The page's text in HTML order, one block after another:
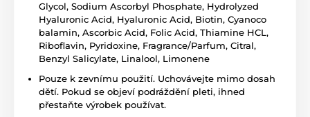
Glycol, Sodium Ascorbyl Phosphate, Hydrolyzed
Hyaluronic Acid, Hyaluronic Acid, Biotin, Cyanoco
balamin, Ascorbic Acid, Folic Acid, Thiamine HCL,
Riboflavin, Pyridoxine, Fragrance/Parfum, Citral,
Benzyl Salicylate, Linalool, Limonene
Pouze k zevnímu použití. Uchovávejte mimo dosah
dětí. Pokud se objeví podráždění pleti, ihned
přestaňte výrobek používat.